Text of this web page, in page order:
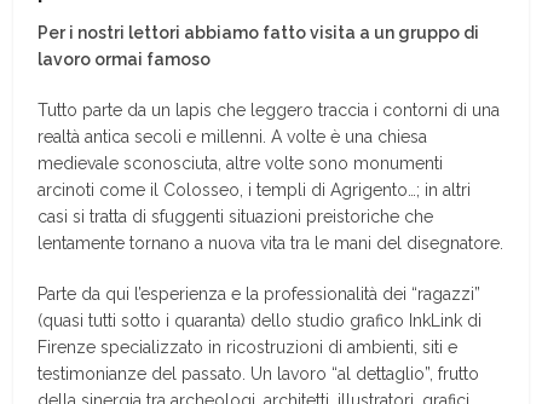
Per i nostri lettori abbiamo fatto visita a un gruppo di
lavoro ormai famoso
Tutto parte da un lapis che leggero traccia i contorni di una
realtà antica secoli e millenni. A volte è una chiesa
medievale sconosciuta, altre volte sono monumenti
arcinoti come il Colosseo, i templi di Agrigento…; in altri
casi si tratta di sfuggenti situazioni preistoriche che
lentamente tornano a nuova vita tra le mani del disegnatore.
Parte da qui l’esperienza e la professionalità dei “ragazzi”
(quasi tutti sotto i quaranta) dello studio grafico InkLink di
Firenze specializzato in ricostruzioni di ambienti, siti e
testimonianze del passato. Un lavoro “al dettaglio”, frutto